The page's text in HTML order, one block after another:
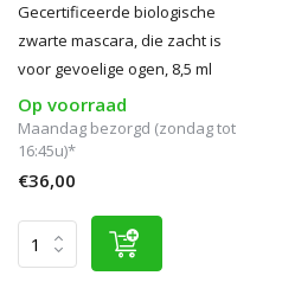
Gecertificeerde biologische
zwarte mascara, die zacht is
voor gevoelige ogen, 8,5 ml
Op voorraad
Maandag bezorgd (zondag tot
16:45u)*
€36,00